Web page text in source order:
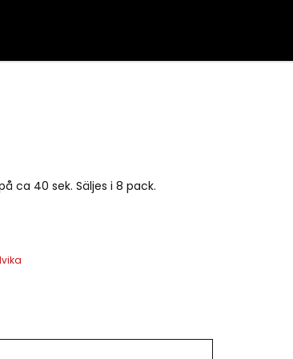
ca 40 sek. Säljes i 8 pack.